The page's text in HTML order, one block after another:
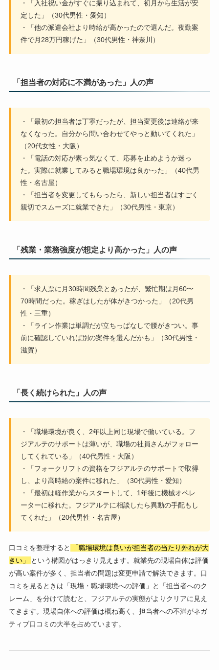
・「入社祝い金がすぐに振り込まれて、初月から生活が安
定した」（30代男性・愛知）
・「他の派遣会社より時給が高かったので選んだ。夜勤案
件で月28万円稼げた」（30代男性・神奈川）
「担当者の対応に不満があった」人の声
・「最初の担当者は丁寧だったが、担当変更後は連絡が来
なくなった。自分から問い合わせてやっと動いてくれた」
（20代女性・大阪）
・「電話の対応が素っ気なくて、応募を止めようか迷っ
た。実際に就業してみると職場環境は良かった」（40代男
性・名古屋）
・「担当者を変更してもらったら、新しい担当者はすごく
親切でスムーズに就業できた」（30代男性・東京）
「残業・業務強度が想定より高かった」人の声
・「求人票に月30時間残業とあったが、繁忙期は月60〜
70時間だった。稼ぎはしたが体がきつかった」（20代男
性・三重）
・「ライン作業は単調だが立ちっぱなしで腰がきつい。事
前に確認していれば別の案件を選んだかも」（30代男性・
滋賀）
「長く続けられた」人の声
・「職場環境が良く、2年以上同じ現場で働いている。フ
ジアルテのサポートは薄いが、職場の社員さんがフォロー
してくれている」（40代男性・大阪）
・「フォークリフトの資格をフジアルテのサポートで取得
し、より高時給の案件に移れた」（30代男性・愛知）
・「最初は軽作業からスタートして、1年後に機械オペレ
ーターに移れた。フジアルテに相談したら異動の手配もし
てくれた」（20代男性・名古屋）
口コミを整理すると
「職場環境は良いが担当者の当たり外れが大
きい」
という構図がはっきり見えます。就業先の現場自体は評価
が高い案件が多く、担当者の問題は変更申請で解決できます。口
コミを見るときは「現場・職場環境への評価」と「担当者へのク
レーム」を分けて読むと、フジアルテの実態がよりクリアに見え
てきます。現場自体への評価は概ね高く、担当者への不満がネガ
ティブ口コミの大半を占めています。